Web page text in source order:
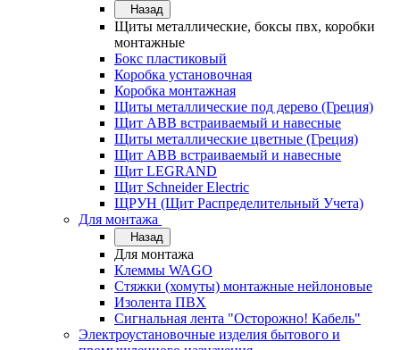
Назад
Щиты металлические, боксы пвх, коробки
монтажные
Бокс пластиковый
Коробка установочная
Коробка монтажная
Щиты металлические под дерево (Греция)
Щит ABB встраиваемый и навесные
Щиты металлические цветные (Греция)
Щит ABB встраиваемый и навесные
Щит LEGRAND
Щит Schneider Electric
ЩРУН (Щит Распределительный Учета)
Для монтажа
Назад
Для монтажа
Клеммы WAGO
Стяжки (хомуты) монтажные нейлоновые
Изолента ПВХ
Сигнальная лента "Осторожно! Кабель"
Электроустановочные изделия бытового и